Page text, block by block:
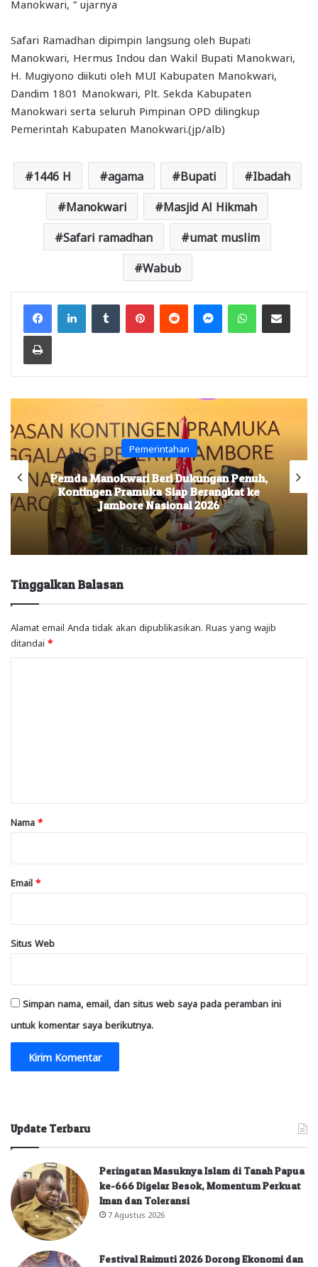
Manokwari, ” ujarnya
Safari Ramadhan dipimpin langsung oleh Bupati
Manokwari, Hermus Indou dan Wakil Bupati Manokwari,
H. Mugiyono diikuti oleh MUI Kabupaten Manokwari,
Dandim 1801 Manokwari, Plt. Sekda Kabupaten
Manokwari serta seluruh Pimpinan OPD dilingkup
Pemerintah Kabupaten Manokwari.(jp/alb)
1446 H agama Bupati Ibadah
Manokwari Masjid Al Hikmah
Safari ramadhan umat muslim
Wabub
FacebookLinkedInTumblr PinterestReddit MessengerWhatsAppShare via Email
Print
Pemerintahan
Pemda Manokwari Beri Dukungan Penuh,
Kontingen Pramuka Siap Berangkat ke
Jambore Nasional 2026
Tinggalkan Balasan
Alamat email Anda tidak akan dipublikasikan. Ruas yang wajib
ditandai *
rNama *
Email *
Situs Web
Simpan nama, email, dan situs web saya pada peramban ini
untuk komentar saya berikutnya.
Update Terbaru
Peringatan Masuknya Islam di Tanah Papua
ke-666 Digelar Besok, Momentum Perkuat
Iman dan Toleransi
7 Agustus 2026
Festival Raimuti 2026 Dorong Ekonomi dan